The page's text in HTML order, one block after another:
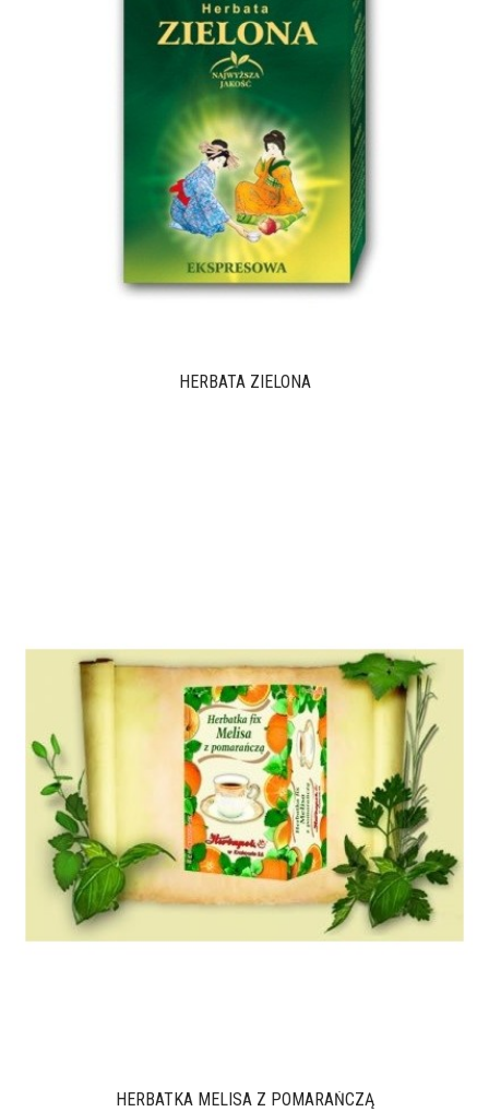
HERBATA ZIELONA
HERBATKA MELISA Z POMARAŃCZĄ